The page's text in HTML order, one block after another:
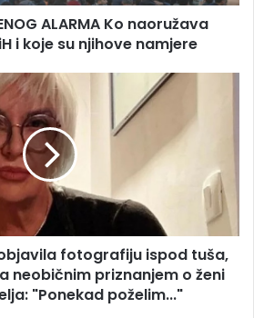
ALARMA Ko naoružava
i koje su njihove namjere
fotografiju ispod tuša,
neobičnim priznanjem o ženi
"Ponekad poželim..."